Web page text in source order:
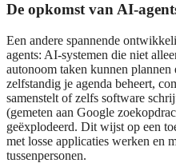
De opkomst van AI-
Een andere spannende
agents: AI-systemen die niet
autonoom taken kunnen
zelfstandig je agenda beheert,
samenstelt of zelfs software
(gemeten aan Google
geëxplodeerd. Dit wijst op een
met losse applicaties werken en
tussenpersonen.